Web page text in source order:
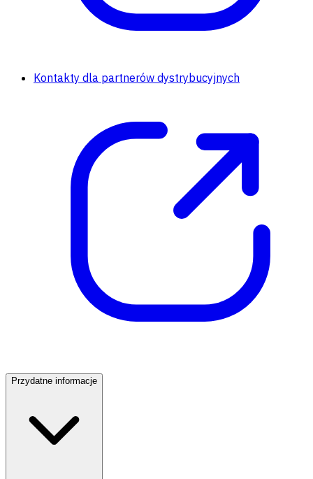
Kontakty dla partnerów dystrybucyjnych
Przydatne informacje